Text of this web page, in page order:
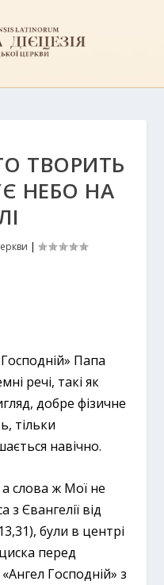
ТВОРИТЬ
НЕБО НА
|
Папа
речі, такі як
добре фізичне
тільки
навічно.
слова ж Мої не
з Євангелії від
були в центрі
перед
Господній» з